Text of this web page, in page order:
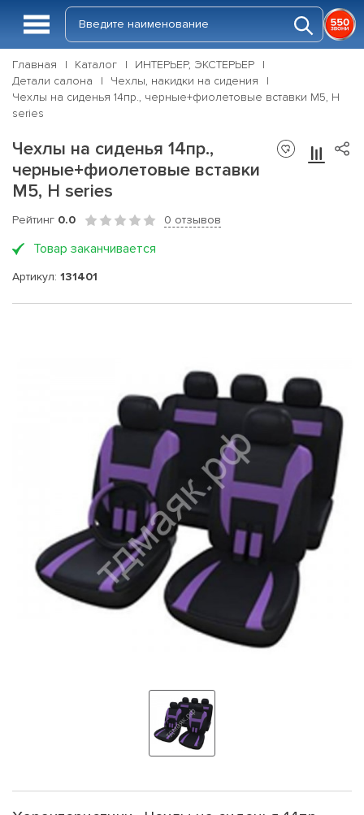
Главная Каталог
ИНТЕРЬЕР, ЭКСТЕРЬЕР
Детали салона
Чехлы, накидки на сидения
Чехлы на сиденья 14пр., черные+фиолетовые вставки М5, H
series
Чехлы на сиденья 14пр.,
черные+фиолетовые вставки
М5, H series
Рейтинг 0.0 0 отзывов
Товар заканчивается
Артикул: 131401